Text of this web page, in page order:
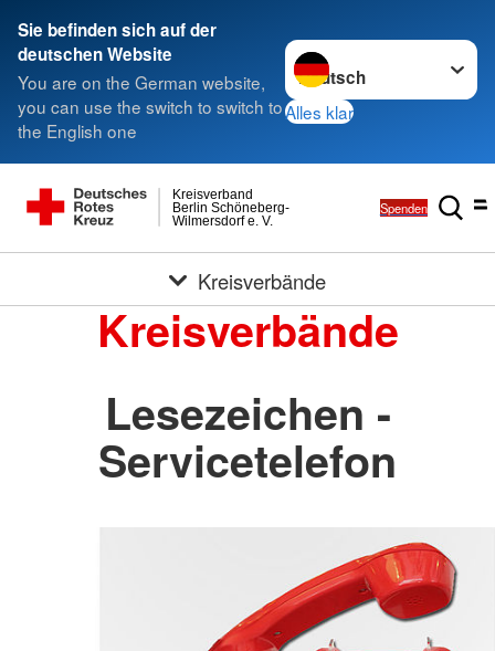
Sie befinden sich auf der
deutschen Website
You are on the German website,
you can use the switch to switch to
the English one
Sprache wechseln zu
Alles klar
Wilmersdorf e. V.
Berlin Schöneberg-
Kreisverband
Spenden
Kreisverbände
Kreisverbände
Lesezeichen -
Servicetelefon